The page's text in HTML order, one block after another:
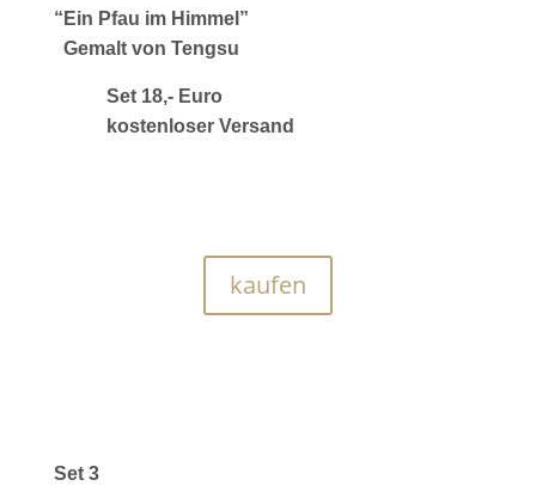
“Ein Pfau im Himmel”
Gemalt von Tengsu
Set 18,- Euro
kostenloser Versand
kaufen
Set 3